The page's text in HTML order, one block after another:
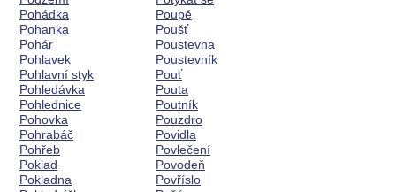
Pohádka
Pohanka
Pohár
Pohlavek
Pohlavní styk
Pohledávka
Pohlednice
Pohovka
Pohrabáč
Pohřeb
Poklad
Pokladna
Poupě
Poušť
Poustevna
Poustevník
Pouť
Pouta
Poutník
Pouzdro
Povidla
Povlečení
Povodeň
Povříslo